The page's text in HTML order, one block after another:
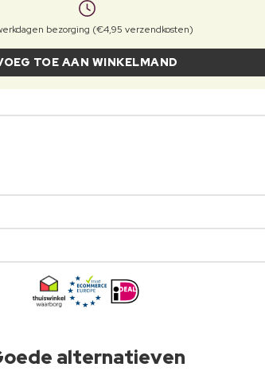
bezorging (€4,95 verzendkosten)
TOE AAN WINKELMAND
alternatieven